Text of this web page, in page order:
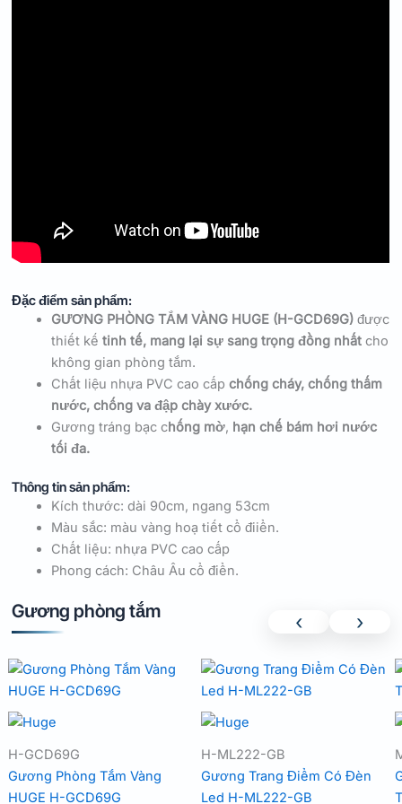
Đặc điểm sản phẩm:
GƯƠNG PHÒNG TẮM VÀNG HUGE (H-GCD69G) được
thiết kếtinh tế, mang lại sự sang trọng đồng nhất cho
không gian phòng tắm.
Chất liệu nhựa PVC cao cấpchống cháy, chống thấm
nước, chống va đập chày xước.
Gương tráng bạc chống mờ, hạn chế bám hơi nước
tối đa.
Thông tin sản phẩm:
Kích thước: dài 90cm, ngang 53cm
Màu sắc: màu vàng hoạ tiết cổ điiển.
Chất liệu: nhựa PVC cao cấp
Phong cách: Châu Âu cổ điển.
Gương phòng tắm ‹ ›
H-GCD69G
Gương Phòng Tắm Vàng
HUGE H-GCD69G
H-ML222-GB
Gương Trang Điểm Có Đèn
Led H-ML222-GB